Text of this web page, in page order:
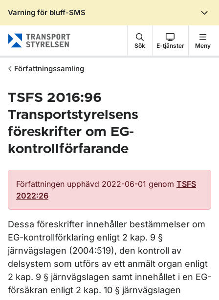
Varning för bluff-SMS
Sök E-tjänster Meny
Författningssamling
TSFS 2016:96
Transportstyrelsens
föreskrifter om EG-
kontrollförfarande
Författningen upphävd 2022-06-01 genom TSFS
2022:26
Dessa föreskrifter innehåller bestämmelser om
EG-kontrollförklaring enligt 2 kap. 9 §
järnvägslagen (2004:519), den kontroll av
delsystem som utförs av ett anmält organ enligt
2 kap. 9 § järnvägslagen samt innehållet i en EG-
försäkran enligt 2 kap. 10 § järnvägslagen